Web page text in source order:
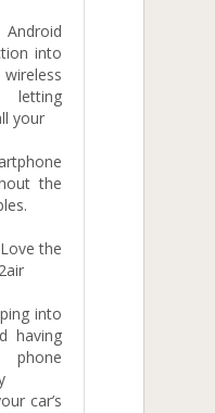
into
letting
your
the
the
into
having
car’s